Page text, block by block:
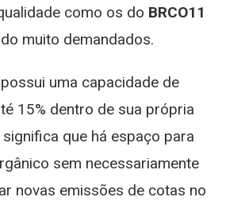
como os do BRCO11
muito demandados.
uma capacidade de
15% dentro de sua própria
que há espaço para
sem necessariamente
novas emissões de cotas no